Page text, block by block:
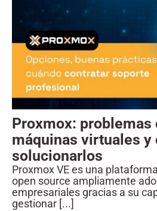
Proxmox: problemas
máquinas virtuales y
solucionarlos
Proxmox VE es una
open source ampliamente
empresariales gracias a su
gestionar [...]